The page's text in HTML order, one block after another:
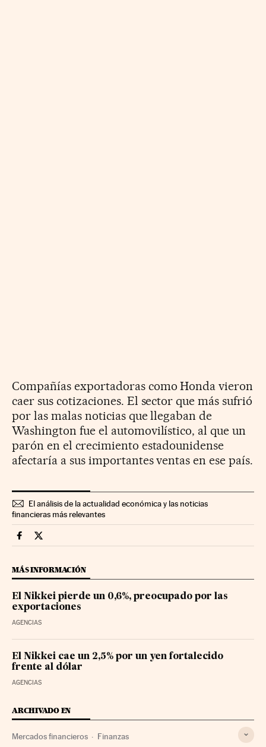
Compañías exportadoras como Honda vieron
caer sus cotizaciones. El sector que más sufrió
por las malas noticias que llegaban de
Washington fue el automovilístico, al que un
parón en el crecimiento estadounidense
afectaría a sus importantes ventas en ese país.
El análisis de la actualidad económica y las noticias
financieras más relevantes
Mercados Financieros Cinco Días en Facebook
Mercados Financieros Cinco Días en Twitter
MÁS INFORMACIÓN
El Nikkei pierde un 0,6%, preocupado por las
exportaciones
AGENCIAS
El Nikkei cae un 2,5% por un yen fortalecido
frente al dólar
AGENCIAS
ARCHIVADO EN
Mercados financieros Finanzas